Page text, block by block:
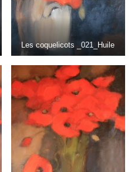
Les coquelicots _021_Huile